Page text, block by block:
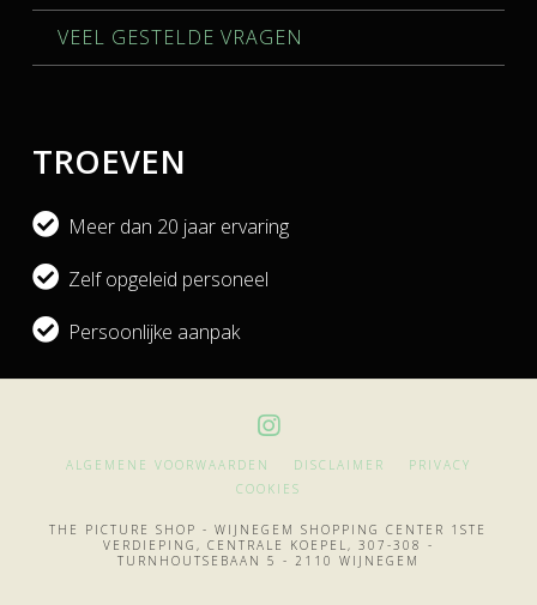
VEEL GESTELDE VRAGEN
TROEVEN
Meer dan 20 jaar ervaring
Zelf opgeleid personeel
Persoonlijke aanpak
ALGEMENE VOORWAARDEN DISCLAIMER
PRIVACY
COOKIES
THE PICTURE SHOP - WIJNEGEM SHOPPING CENTER 1STE
VERDIEPING, CENTRALE KOEPEL, 307-308 -
TURNHOUTSEBAAN 5 - 2110 WIJNEGEM